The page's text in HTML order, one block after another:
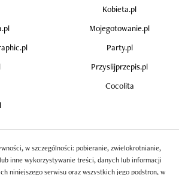
Kobieta.pl
Mojegotowanie.pl
Party.pl
Przyslijprzepis.pl
Cocolita
w szczególności: pobieranie, zwielokrotnianie,
inne wykorzystywanie treści, danych lub informacji
niniejszego serwisu oraz wszystkich jego podstron, w